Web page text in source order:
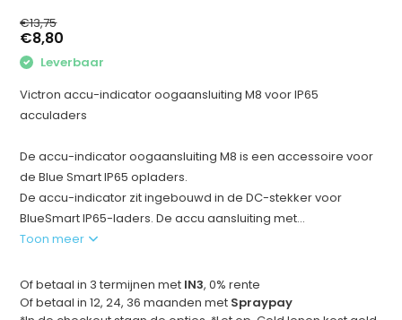
€13,75
€8,80
Leverbaar
Victron accu-indicator oogaansluiting M8 voor IP65
acculaders
De accu-indicator oogaansluiting M8 is een accessoire voor
de Blue Smart IP65 opladers.
De accu-indicator zit ingebouwd in de DC-stekker voor
BlueSmart IP65-laders. De accu aansluiting met...
Toon meer
Of betaal in 3 termijnen met IN3, 0% rente
Of betaal in 12, 24, 36 maanden met Spraypay